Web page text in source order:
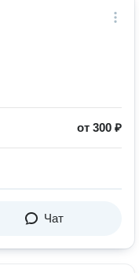
от 300 ₽
Чат